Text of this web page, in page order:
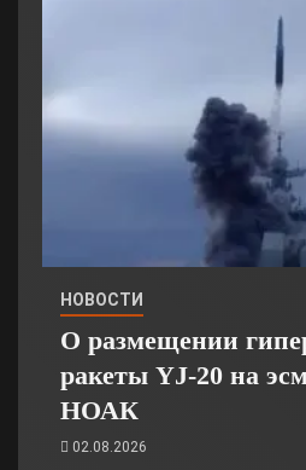
НОВОСТИ
О размещении
ракеты YJ-20 на
НОАК
02.08.2026